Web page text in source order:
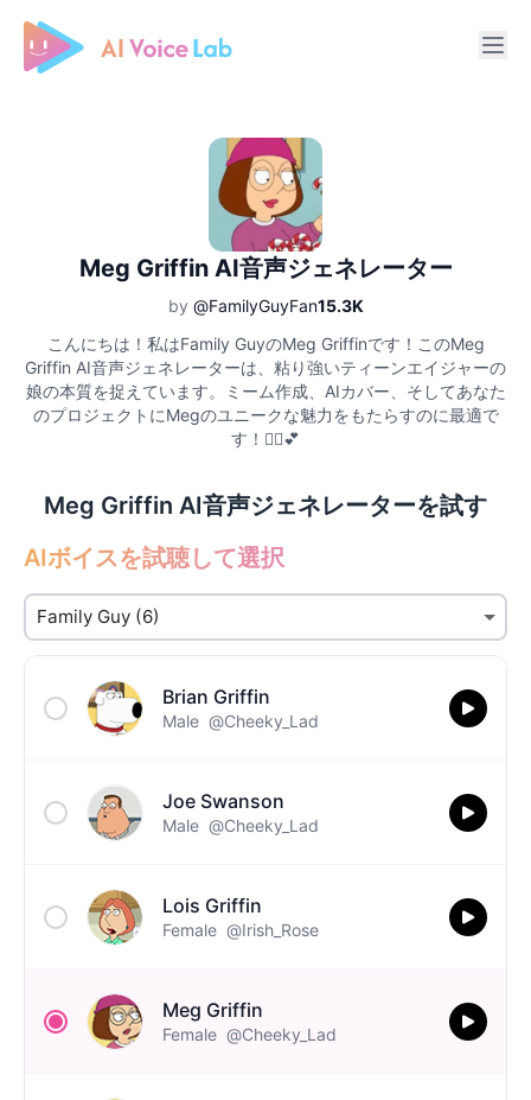
Free AI Cover & AI Voice Over
Meg Griffin AI音声ジェネレーター
by @FamilyGuyFan15.3K
こんにちは！私はFamily GuyのMeg Griffinです！このMeg
Griffin AI音声ジェネレーターは、粘り強いティーンエイジャーの
娘の本質を捉えています。ミーム作成、AIカバー、そしてあなた
のプロジェクトにMegのユニークな魅力をもたらすのに最適で
す！🦸‍♀️💕
Meg Griffin AI音声ジェネレーターを試す
AIボイスを試聴して選択
Brian Griffin
Male @Cheeky_Lad
Joe Swanson
Male @Cheeky_Lad
Lois Griffin
Female @Irish_Rose
Meg Griffin
Female @Cheeky_Lad